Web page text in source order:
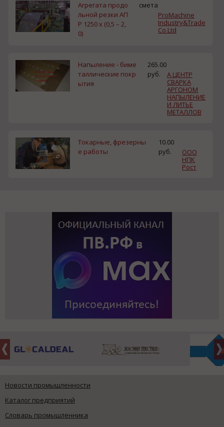
Агрегата продо
льной резки АП
Р 1250 х (0,5 – 2,
0)
смета
ProMachine
Industry&Trade
Co.Ltd
Напыление - биме
таллические покр
ытия
265.00
руб.
А ЦЕНТР
СВАРКА
АРГОНОМ
НАПЫЛЕНИЕ
И ЛИТЬЕ
МЕТАЛЛОВ
Токарные, фрезерны
е работы
10.00
руб.
ООО
НПК
Рост
Новости промышленности
Каталог предприятий
Словарь промышленника